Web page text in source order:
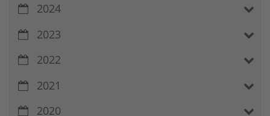
2024
2023
2022
2021
2020